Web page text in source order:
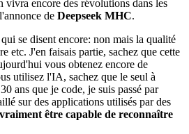
vivra encore des révolutions dans les
de Deepseek MHC.
se disent encore: non mais la qualité
etc. J'en faisais partie, sachez que cette
vous obtenez encore de
utilisez l'IA, sachez que le seul à
ans que je code, je suis passé par
sur des applications utilisés par des
être capable de reconnaître